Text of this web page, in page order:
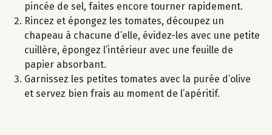
pincée de sel, faites encore tourner rapidement.
Rincez et épongez les tomates, découpez un
chapeau à chacune d’elle, évidez-les avec une petite
cuillère, épongez l’intérieur avec une feuille de
papier absorbant.
Garnissez les petites tomates avec la purée d’olive
et servez bien frais au moment de l’apéritif.